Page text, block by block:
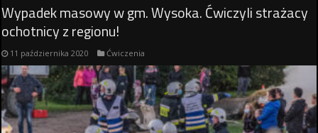
Wypadek masowy w gm. Wysoka. Ćwiczyli strażacy
ochotnicy z regionu!
11 października 2020 Ćwiczenia